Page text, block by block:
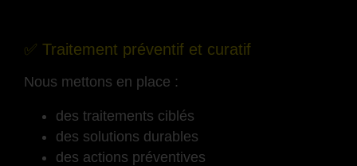
✅ Traitement préventif et curatif
Nous mettons en place :
des traitements ciblés
des solutions durables
des actions préventives